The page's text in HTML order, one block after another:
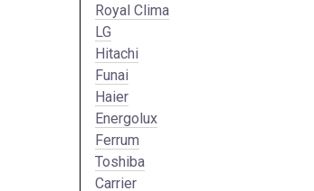
Royal Clima
LG
Hitachi
Funai
Haier
Energolux
Ferrum
Toshiba
Carrier